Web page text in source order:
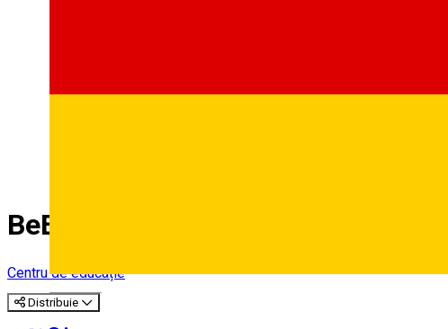
BeEducated
Centru de educație
Distribuie